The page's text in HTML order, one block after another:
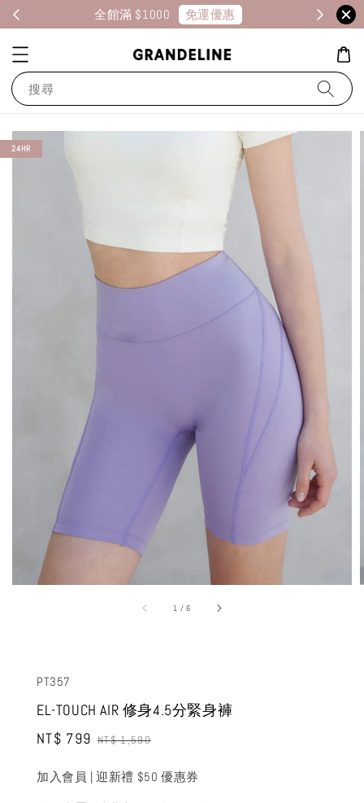
全館滿 $1000 免運優惠 消
搜尋
1 /6
24HR
PT357
EL-TOUCH AIR 修身4.5分緊身褲
Sale
NT$ 799 Regular
NT$ 1,590
加入會員 | 迎新禮 $50 優惠券